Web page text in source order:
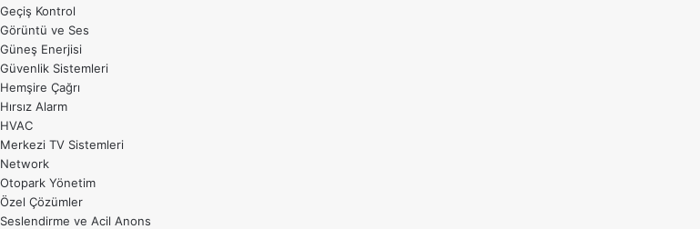
Geçiş Kontrol
Görüntü ve Ses
Güneş Enerjisi
Güvenlik Sistemleri
Hemşire Çağrı
Hırsız Alarm
HVAC
Merkezi TV Sistemleri
Network
Otopark Yönetim
Özel Çözümler
Seslendirme ve Acil Anons